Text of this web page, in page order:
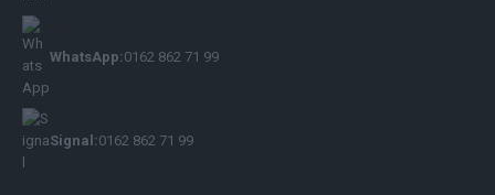
WhatsApp:0162 862 71 99
Signal:0162 862 71 99